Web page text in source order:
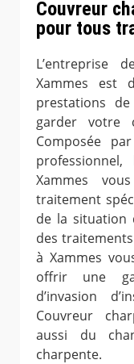
Couvreur
pour tous
L’entreprise
Xammes est
prestations
garder votre
Composée
Xammes
traitement
de la situation
des
à Xammes
offrir une
d’invasion
Couvreur
aussi du
charpente.